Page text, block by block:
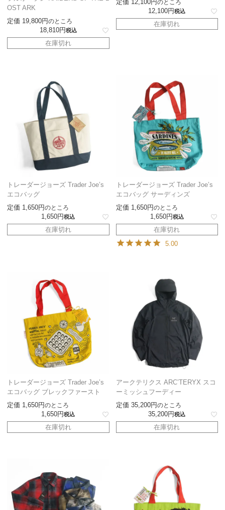
OST ARK
定価 19,800 のところ
18,810 税込
在庫切れ
定価 12,100 のところ
12,100 税込
在庫切れ
トレーダージョーズ Trader Joe’s
エコバッグ
定価 1,650 のところ
1,650 税込
在庫切れ
トレーダージョーズ Trader Joe’s
エコバッグ サーディンズ
定価 1,650 のところ
1,650 税込
在庫切れ
5.00
トレーダージョーズ Trader Joe’s
エコバッグ ブレックファースト
定価 1,650 のところ
1,650 税込
在庫切れ
アークテリクス ARC’TERYX スコ
ーミッシュフーディー
定価 35,200 のところ
35,200 税込
在庫切れ